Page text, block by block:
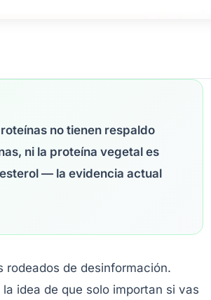
no tienen respaldo
ni la proteína vegetal es
— la evidencia actual
rodeados de desinformación.
idea de que solo importan si vas